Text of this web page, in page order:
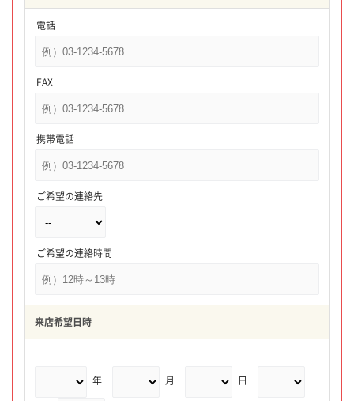
電話
FAX
携帯電話
ご希望の連絡先
ご希望の連絡時間
来店希望日時
年 月 日